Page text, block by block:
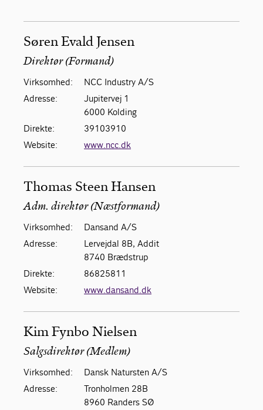
Publikationer
Søren Evald Jensen
Direktør (Formand)
Virksomhed:
NCC Industry A/S
Adresse:
Jupitervej 1
6000 Kolding
Direkte:
39103910
Website:
www.ncc.dk
Thomas Steen Hansen
Adm. direktør (Næstformand)
Virksomhed:
Dansand A/S
Adresse:
Lervejdal 8B, Addit
8740 Brædstrup
Direkte:
86825811
Website:
www.dansand.dk
Kim Fynbo Nielsen
Salgsdirektør (Medlem)
Virksomhed:
Dansk Natursten A/S
Adresse:
Tronholmen 28B
8960 Randers SØ